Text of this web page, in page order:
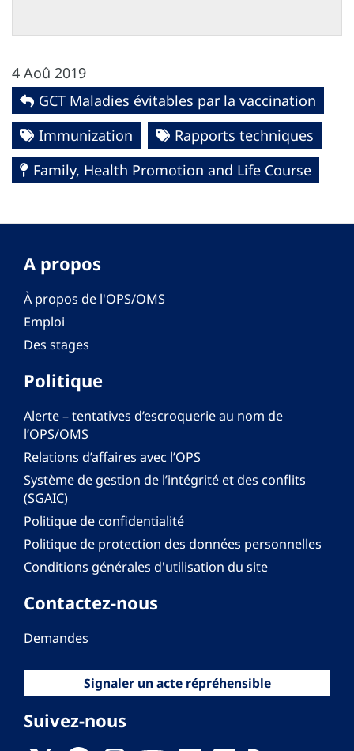
4 Aoû 2019
GCT Maladies évitables par la vaccination
Immunization
Rapports techniques
Family, Health Promotion and Life Course
A propos
À propos de l'OPS/OMS
Emploi
Des stages
Politique
Alerte – tentatives d’escroquerie au nom de
l’OPS/OMS
Relations d’affaires avec l’OPS
Système de gestion de l’intégrité et des conflits
(SGAIC)
Politique de confidentialité
Politique de protection des données personnelles
Conditions générales d'utilisation du site
Contactez-nous
Demandes
Signaler un acte répréhensible
Suivez-nous